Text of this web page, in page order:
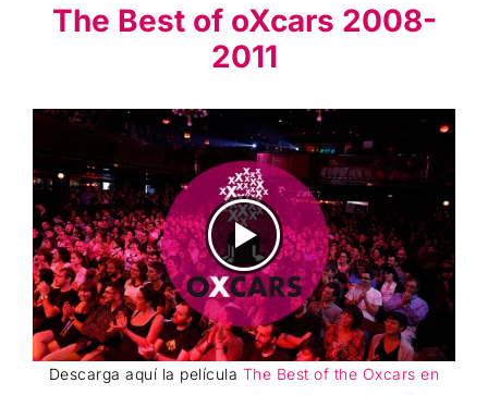
The Best of oXcars 2008-
2011
Descarga aquí la película The Best of the Oxcars en